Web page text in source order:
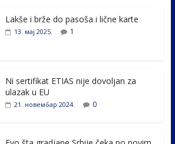
e
er ar
e
Lakše i brže do pasoša i lične karte
13. мај 2025. 1
Ni sertifikat ETIAS nije dovoljan za
ulazak u EU
21. новембар 2024. 0